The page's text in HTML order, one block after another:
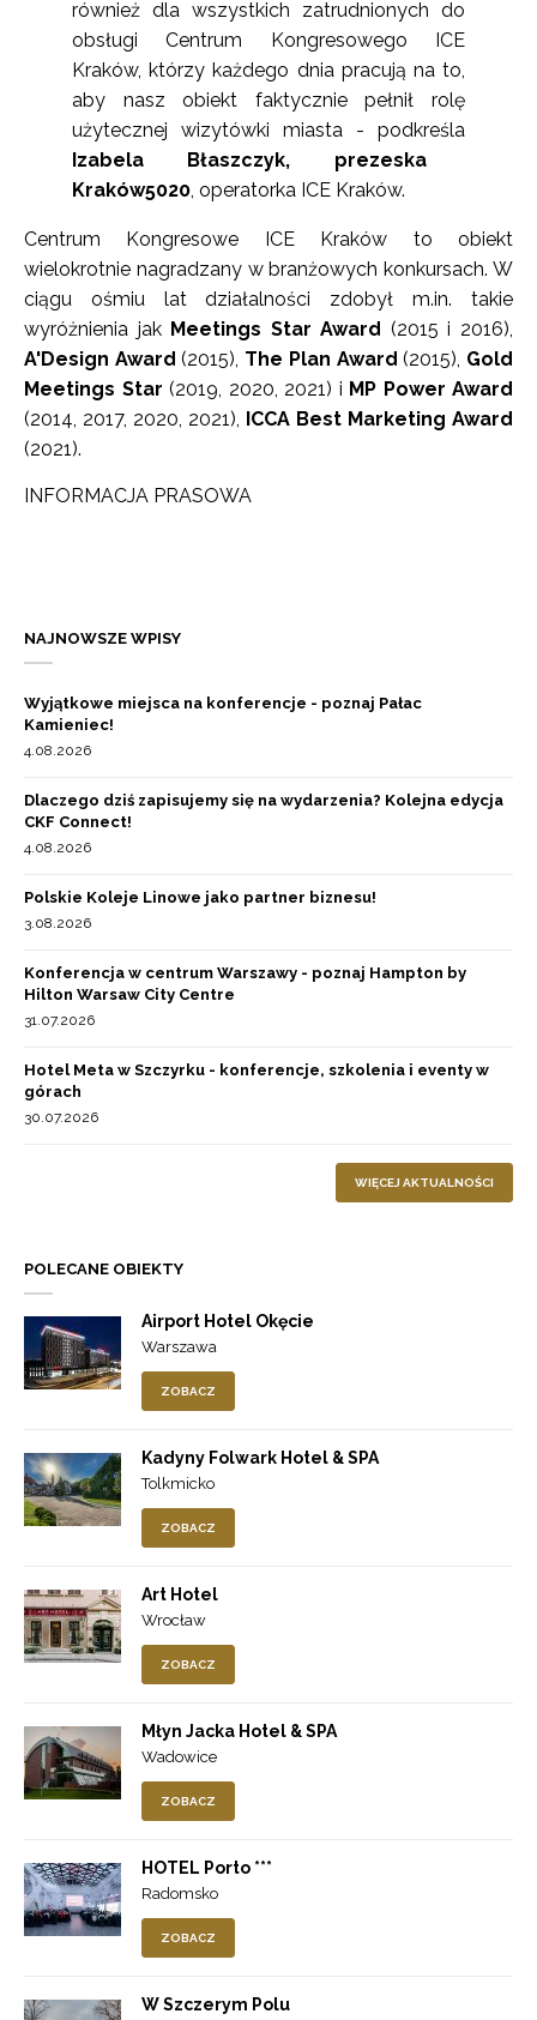
również dla wszystkich zatrudnionych do
obsługi Centrum Kongresowego ICE
Kraków, którzy każdego dnia pracują na to,
aby nasz obiekt faktycznie pełnił rolę
użytecznej wizytówki miasta - podkreśla
Izabela Błaszczyk, prezeska
Kraków5020, operatorka ICE Kraków.
Centrum Kongresowe ICE Kraków to obiekt
wielokrotnie nagradzany w branżowych konkursach. W
ciągu ośmiu lat działalności zdobył m.in. takie
wyróżnienia jakMeetings Star Award (2015 i 2016),
A'Design Award (2015), The Plan Award (2015), Gold
Meetings Star (2019, 2020, 2021) i MP Power Award
(2014, 2017, 2020, 2021), ICCA Best Marketing Award
(2021).
INFORMACJA PRASOWA
NAJNOWSZE WPISY
Wyjątkowe miejsca na konferencje - poznaj Pałac
Kamieniec!
4.08.2026
Dlaczego dziś zapisujemy się na wydarzenia? Kolejna edycja
CKF Connect!
4.08.2026
Polskie Koleje Linowe jako partner biznesu!
3.08.2026
Konferencja w centrum Warszawy - poznaj Hampton by
Hilton Warsaw City Centre
31.07.2026
Hotel Meta w Szczyrku - konferencje, szkolenia i eventy w
górach
30.07.2026
WIĘCEJ AKTUALNOŚCI
POLECANE OBIEKTY
Airport Hotel Okęcie
Warszawa
ZOBACZ
Kadyny Folwark Hotel & SPA
Tolkmicko
ZOBACZ
Art Hotel
Wrocław
ZOBACZ
Młyn Jacka Hotel & SPA
Wadowice
ZOBACZ
HOTEL Porto ***
Radomsko
ZOBACZ
W Szczerym Polu